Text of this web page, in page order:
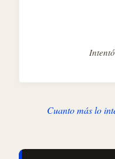
Intentó
Cuanto más lo